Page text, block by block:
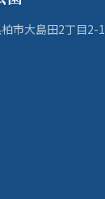
市大島田2丁目2-1